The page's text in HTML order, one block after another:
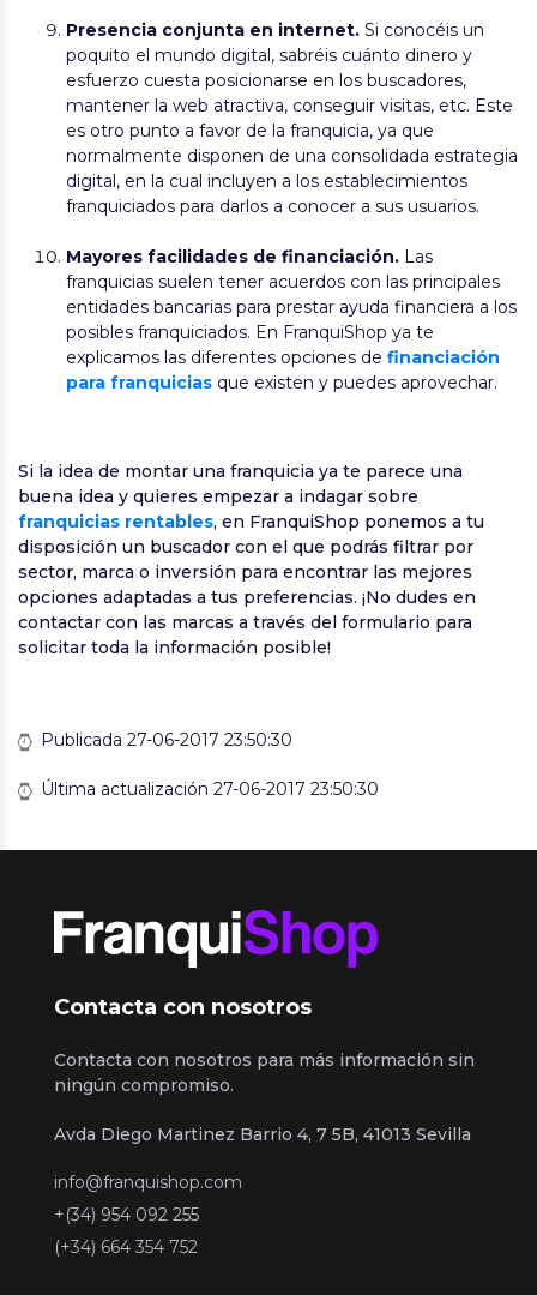
Presencia conjunta en internet. Si conocéis un
poquito el mundo digital, sabréis cuánto dinero y
esfuerzo cuesta posicionarse en los buscadores,
mantener la web atractiva, conseguir visitas, etc. Este
es otro punto a favor de la franquicia, ya que
normalmente disponen de una consolidada estrategia
digital, en la cual incluyen a los establecimientos
franquiciados para darlos a conocer a sus usuarios.
Mayores facilidades de financiación. Las
franquicias suelen tener acuerdos con las principales
entidades bancarias para prestar ayuda financiera a los
posibles franquiciados. En FranquiShop ya te
explicamos las diferentes opciones de financiación
para franquicias que existen y puedes aprovechar.
Si la idea de montar una franquicia ya te parece una
buena idea y quieres empezar a indagar sobre
franquicias rentables, en FranquiShop ponemos a tu
disposición un buscador con el que podrás filtrar por
sector, marca o inversión para encontrar las mejores
opciones adaptadas a tus preferencias. ¡No dudes en
contactar con las marcas a través del formulario para
solicitar toda la información posible!
Publicada 27-06-2017 23:50:30
Última actualización 27-06-2017 23:50:30
Contacta con nosotros
Contacta con nosotros para más información sin
ningún compromiso.
Avda Diego Martinez Barrio 4, 7 5B, 41013 Sevilla
info@franquishop.com
+(34) 954 092 255
(+34) 664 354 752